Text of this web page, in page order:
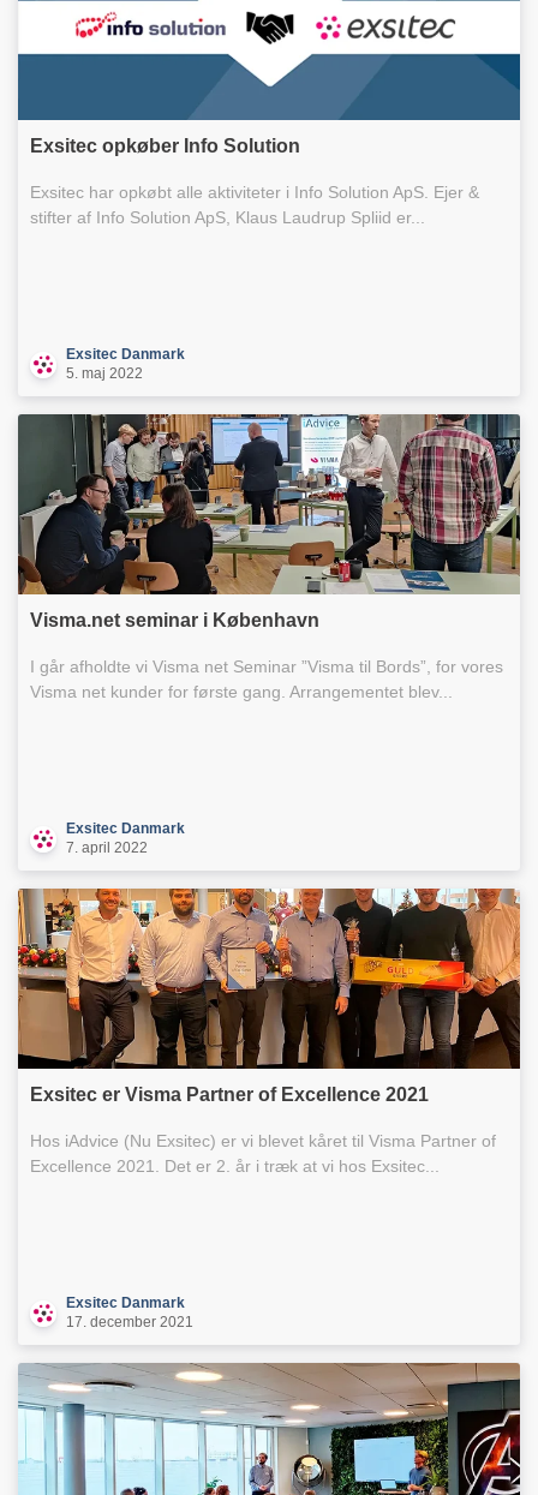
Exsitec opkøber Info Solution
Exsitec har opkøbt alle aktiviteter i Info Solution ApS. Ejer &
stifter af Info Solution ApS, Klaus Laudrup Spliid er...
Exsitec Danmark
5. maj 2022
Visma.net seminar i København
I går afholdte vi Visma net Seminar ”Visma til Bords”, for vores
Visma net kunder for første gang. Arrangementet blev...
Exsitec Danmark
7. april 2022
Exsitec er Visma Partner of Excellence 2021
Hos iAdvice (Nu Exsitec) er vi blevet kåret til Visma Partner of
Excellence 2021. Det er 2. år i træk at vi hos Exsitec...
Exsitec Danmark
17. december 2021